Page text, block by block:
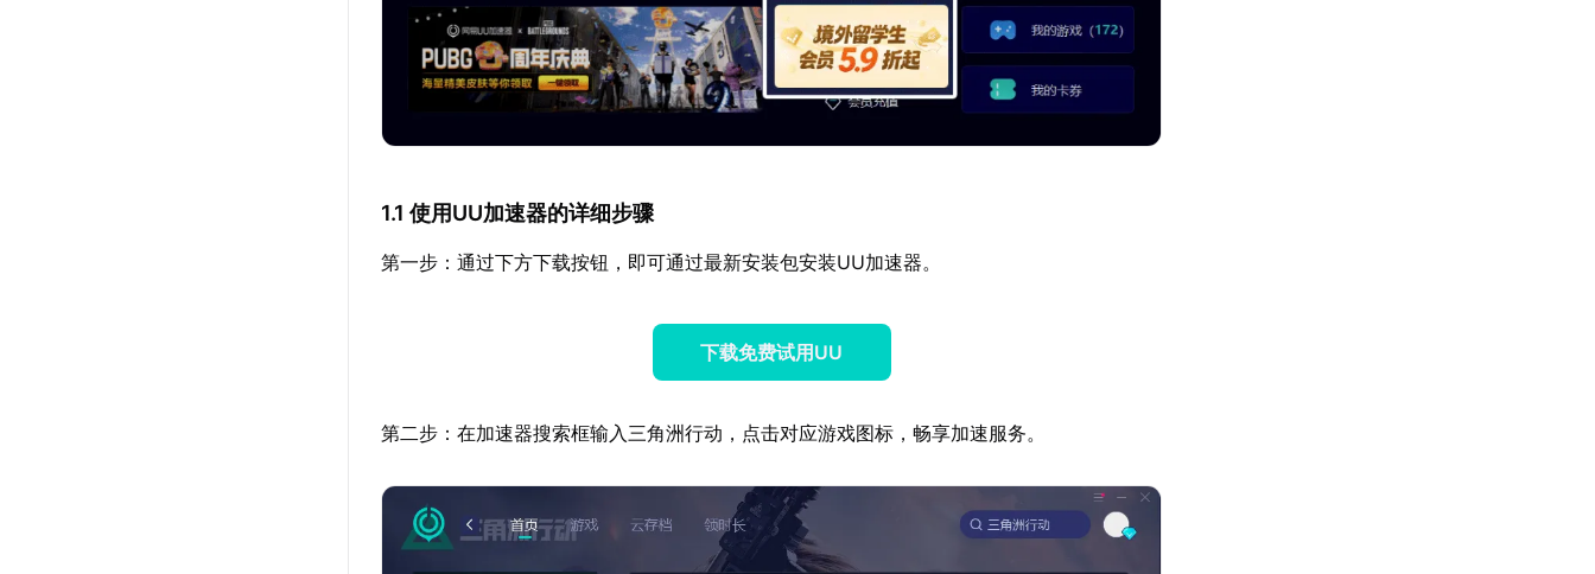
1.1 使用UU加速器的详细步骤
第一步：通过下方下载按钮，即可通过最新安装包安装UU加速器。
下载免费试用UU
第二步：在加速器搜索框输入三角洲行动，点击对应游戏图标，畅享加速服务。